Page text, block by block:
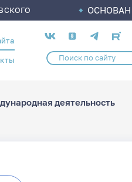
ОСНОВАН
Социальные
сети
деятельность